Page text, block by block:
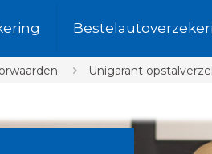
Unigarant